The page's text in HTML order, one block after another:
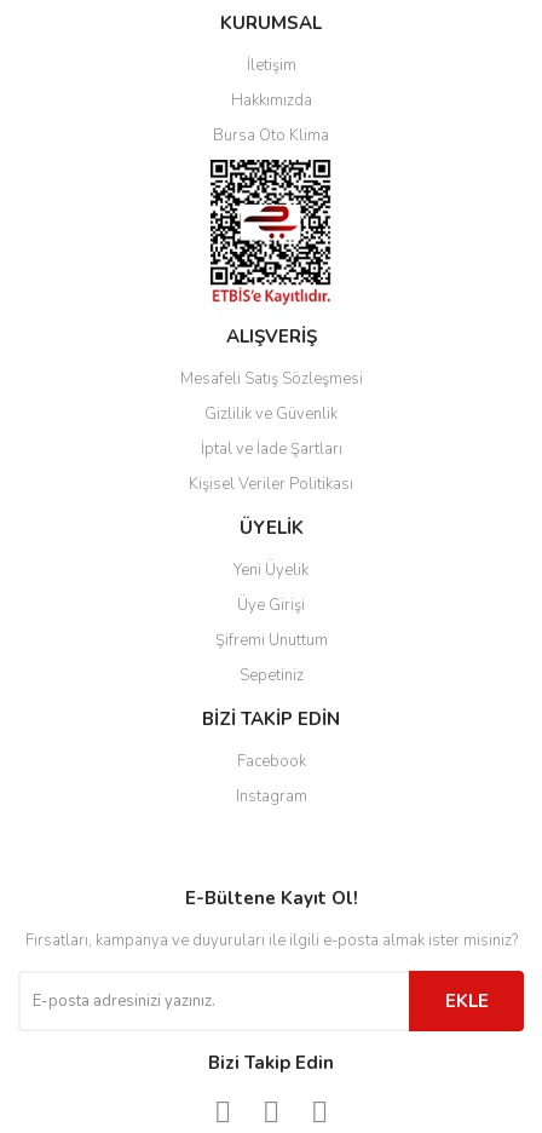
Bu ürüne ilk yorumu siz yapın!
Yorum Yaz
KURUMSAL
İletişim
Hakkımızda
Bursa Oto Klima
ALIŞVERİŞ
Mesafeli Satış Sözleşmesi
Gizlilik ve Güvenlik
İptal ve İade Şartları
Kişisel Veriler Politikası
ÜYELİK
Yeni Üyelik
Üye Girişi
Şifremi Unuttum
Sepetiniz
BİZİ TAKİP EDİN
Facebook
Instagram
E-Bültene Kayıt Ol!
Fırsatları, kampanya ve duyuruları ile ilgili e-posta almak ister misiniz?
EKLE
Bizi Takip Edin